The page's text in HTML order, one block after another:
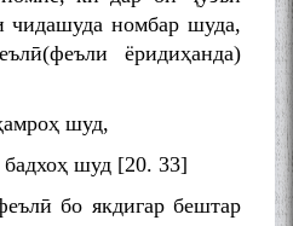
чидашуда номбар шуда,
ёридиҳанда)
шуд,
бадхоҳ шуд [20. 33]
бо якдигар бештар